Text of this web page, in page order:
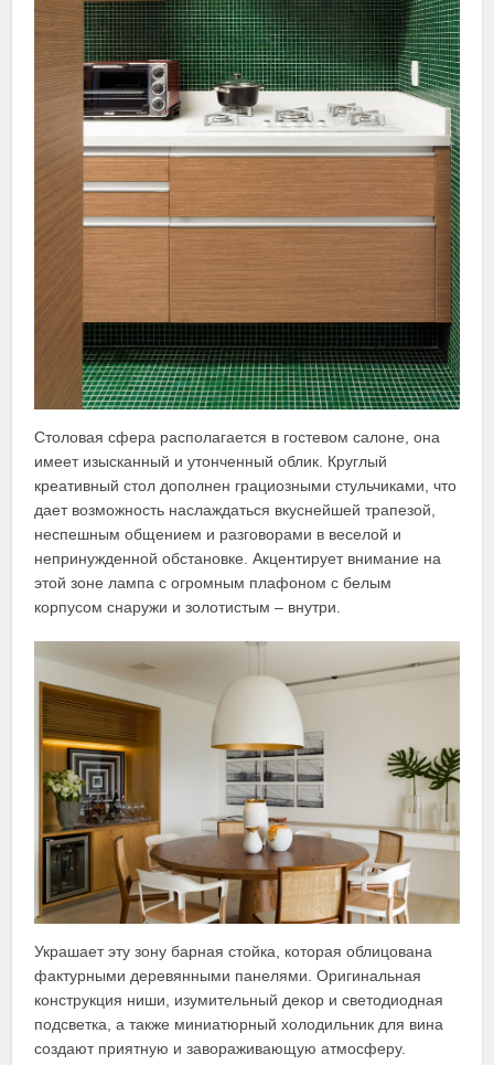
Столовая сфера располагается в гостевом салоне, она
имеет изысканный и утонченный облик. Круглый
креативный стол дополнен грациозными стульчиками, что
дает возможность наслаждаться вкуснейшей трапезой,
неспешным общением и разговорами в веселой и
непринужденной обстановке. Акцентирует внимание на
этой зоне лампа с огромным плафоном с белым
корпусом снаружи и золотистым – внутри.
Украшает эту зону барная стойка, которая облицована
фактурными деревянными панелями. Оригинальная
конструкция ниши, изумительный декор и светодиодная
подсветка, а также миниатюрный холодильник для вина
создают приятную и завораживающую атмосферу.